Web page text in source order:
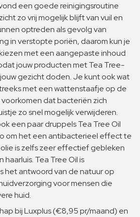
een goede reinigingsroutine
zo vrij mogelijk blijft van vuil en
optreden als gevolg van
in verstopte poriën, daarom kun je
met een aangepaste inhoud
jouw producten met Tea Tree-
gezicht doden. Je kunt ook wat
met een wattenstaafje op de
dat bacteriën zich
zo snel mogelijk verwijderen.
een paar druppels Tea Tree Oil
om het een antibacterieel effect te
is zelfs zeer effectief gebleken
Tea Tree Oil is
het antwoord van de natuur op
voor mensen die
huid.
bij Luxplus (€8,95 pr/maand) en